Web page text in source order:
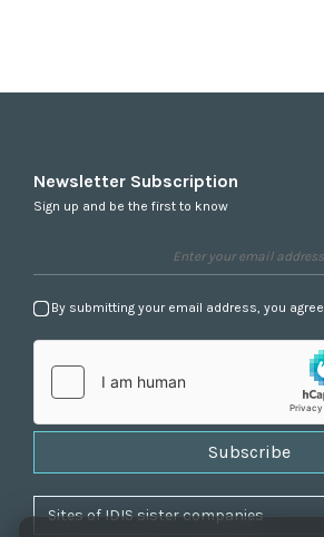
Newsletter Subscription
Sign up and be the first to know
By submitting your email address, you
Subscribe